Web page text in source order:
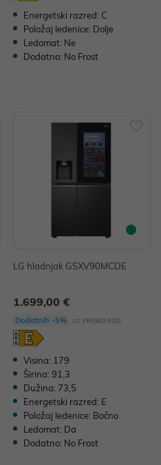
Energetski razred: C
Položaj ledenice: Dolje
Ledomat: Ne
Dodatno: No Frost
LG hladnjak GSXV90MCDE
1.699,00 €
Dodatnih -5% uz PROMO KOD
Visina: 179
Širina: 91,3
Dužina: 73,5
Energetski razred: E
Položaj ledenice: Bočno
Ledomat: Da
Dodatno: No Frost